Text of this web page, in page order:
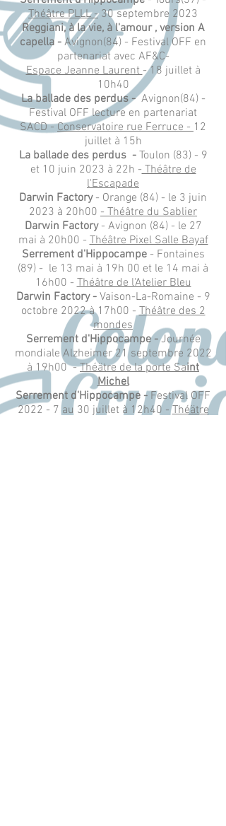
Théâtre PLLL -30 septembre 2023
Reggiani, à la vie, à l'amour , version A
capella - Avignon(84) - Festival OFF en
partenariat avec AF&C-
Espace Jeanne Laurent- 18 juillet à
10h40
La ballade des perdus -Avignon(84) -
Festival OFF lecture en partenariat
SACD -Conservatoire rue Ferruce -12
juillet à 15h
La ballade des perdus -Toulon (83) - 9
et 10 juin 2023 à 22h -Théâtre de
l'Escapade
Darwin Factory - Orange (84) - le 3 juin
2023 à 20h00 - Théâtre du Sablier
Darwin Factory - Avignon (84) - le 27
mai à 20h00 -Théâtre Pixel Salle Bayaf
Serrement d'Hippocampe - Fontaines
(89) - le 13 mai à 19h 00 et le 14 mai à
16h00 -Théâtre de l'Atelier Bleu
Darwin Factory -Vaison-La-Romaine - 9
octobre 2022 à 17h00 -Théâtre des 2
mondes
Serrement d'Hippocampe -Journée
mondiale Alzheimer 21 septembre 2022
à 19h00 -Théätre de la porte Saint
Michel
Serrement d'Hippocampe - Festival OFF
2022 - 7 au 30 juillet à 12h40 -Théätre